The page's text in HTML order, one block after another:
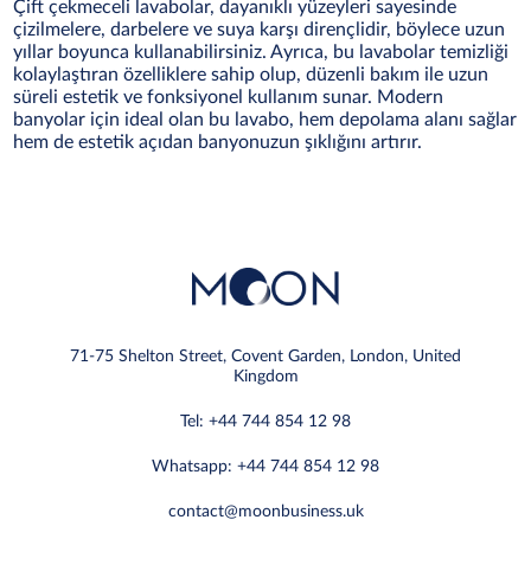
Çift çekmeceli lavabolar, dayanıklı yüzeyleri sayesinde
çizilmelere, darbelere ve suya karşı dirençlidir, böylece uzun
yıllar boyunca kullanabilirsiniz. Ayrıca, bu lavabolar temizliği
kolaylaştıran özelliklere sahip olup, düzenli bakım ile uzun
süreli estetik ve fonksiyonel kullanım sunar. Modern
banyolar için ideal olan bu lavabo, hem depolama alanı sağlar
hem de estetik açıdan banyonuzun şıklığını artırır.
71-75 Shelton Street, Covent Garden, London, United
Kingdom
Tel: +44 744 854 12 98
Whatsapp: +44 744 854 12 98
contact@moonbusiness.uk